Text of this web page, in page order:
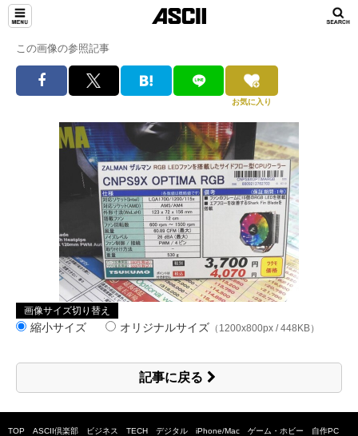
この画像の参照記事
お気に入り
画像サイズ切り替え
縮小サイズ オリジナルサイズ （1200x800px / 448KB）
記事に戻る
TOP ASCII倶楽部 ビジネス TECH デジタル iPhone/Mac ゲーム・ホビー 自作PC